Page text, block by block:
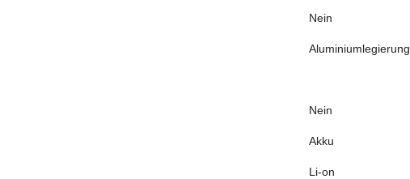
Nein
Aluminiumlegierung
Nein
Akku
Li-on